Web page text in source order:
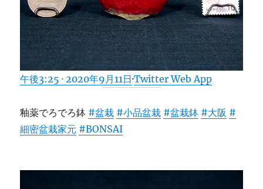
午後3:25 · 2020年9月11日·Twitter Web App
釉薬でろでろ鉢 #盆栽 #小品盆栽 #盆栽鉢 #大阪 #
細密盆栽家元 #BONSAI